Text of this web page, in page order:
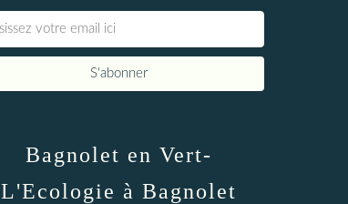
Bagnolet en Vert-
L'Ecologie à Bagnolet